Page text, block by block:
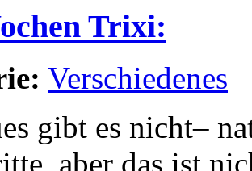
Trixi:
Verschiedenes
gibt es nicht–
aber das ist